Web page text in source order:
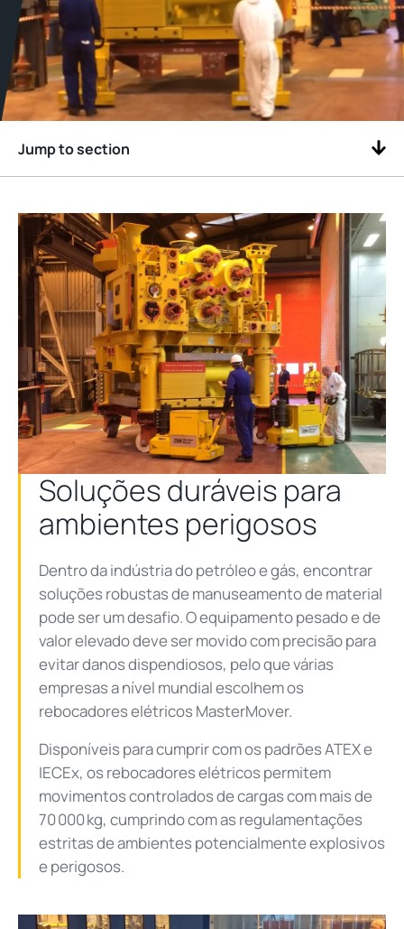
Jump to section
Soluções duráveis para
ambientes perigosos
Dentro da indústria do petróleo e gás, encontrar
soluções robustas de manuseamento de material
pode ser um desafio. O equipamento pesado e de
valor elevado deve ser movido com precisão para
evitar danos dispendiosos, pelo que várias
empresas a nível mundial escolhem os
rebocadores elétricos MasterMover.
Disponíveis para cumprir com os padrões ATEX e
IECEx, os rebocadores elétricos permitem
movimentos controlados de cargas com mais de
70 000 kg, cumprindo com as regulamentações
estritas de ambientes potencialmente explosivos
e perigosos.